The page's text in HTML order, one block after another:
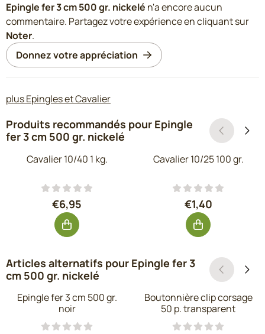
Epingle fer 3 cm 500 gr. nickelé n'a encore aucun
commentaire. Partagez votre expérience en cliquant sur
Noter.
Donnez votre appréciation
plus Epingles et Cavalier
Produits recommandés pour Epingle
fer 3 cm 500 gr. nickelé
Cavalier 10/40 1 kg.
Prix: 6,95, hors TVA : 5,74
€6,95
Cavalier 10/25 100 gr.
Prix: 1,40, hors
€1,40
Articles alternatifs pour Epingle fer 3
cm 500 gr. nickelé
Epingle fer 3 cm 500 gr.
noir
Boutonnière clip corsage
50 p. transparent